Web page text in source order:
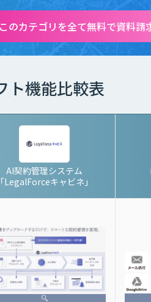
このカテゴリを全て無料で資料請
ト機能比較表
AI契約管理システム
「LegalForceキャビネ」